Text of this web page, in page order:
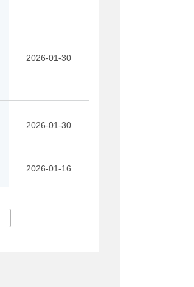
2026-01-30
2026-01-30
2026-01-16